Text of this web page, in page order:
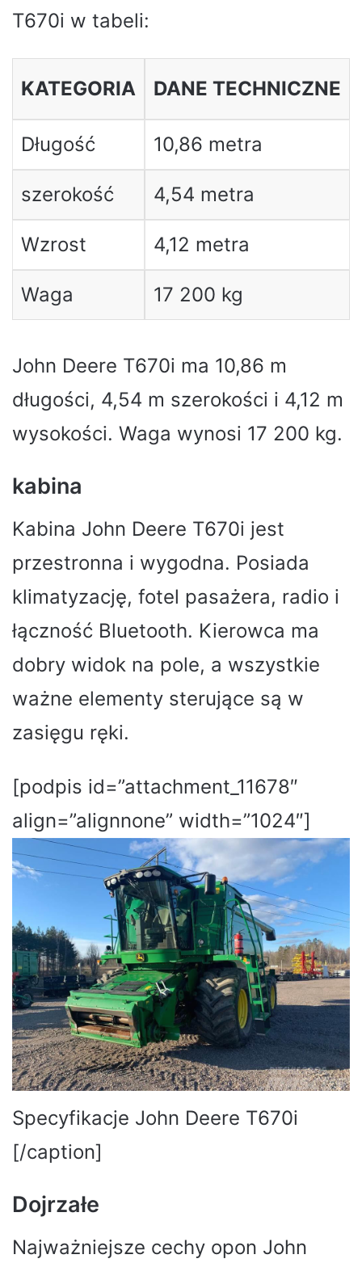
T670i w tabeli:
KATEGORIA DANE TECHNICZNE
Długość 10,86 metra
szerokość 4,54 metra
Wzrost 4,12 metra
Waga 17 200 kg
John Deere T670i ma 10,86 m
długości, 4,54 m szerokości i 4,12 m
wysokości. Waga wynosi 17 200 kg.
kabina
Kabina John Deere T670i jest
przestronna i wygodna. Posiada
klimatyzację, fotel pasażera, radio i
łączność Bluetooth. Kierowca ma
dobry widok na pole, a wszystkie
ważne elementy sterujące są w
zasięgu ręki.
[podpis id=”attachment_11678″
align=”alignnone” width=”1024″]
Specyfikacje John Deere T670i
[/caption]
Dojrzałe
Najważniejsze cechy opon John